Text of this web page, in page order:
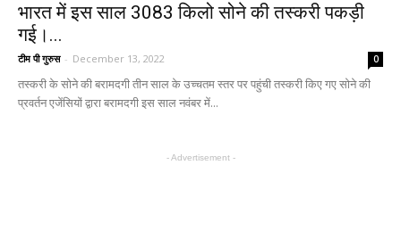
भारत में इस साल 3083 किलो सोने की तस्करी पकड़ी
गई।...
टीम पी गुरुस - December 13, 2022 0
तस्करी के सोने की बरामदगी तीन साल के उच्चतम स्तर पर पहुंची तस्करी किए गए सोने की
प्रवर्तन एजेंसियों द्वारा बरामदगी इस साल नवंबर में...
- Advertisement -